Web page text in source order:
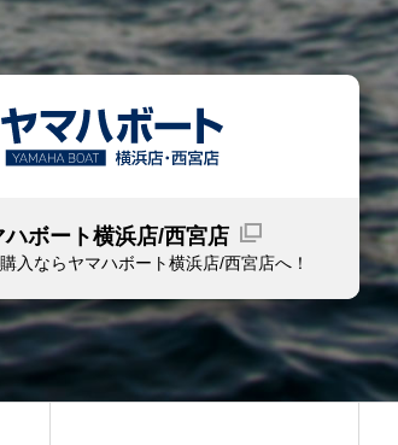
ハボート横浜店/西宮店
入ならヤマハボート横浜店/西宮店へ！